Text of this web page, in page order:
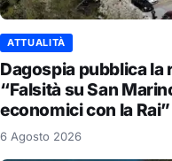
ATTUALITÀ
Dagospia pubblica la
“Falsità su San
economici con la Rai”
6 Agosto 2026